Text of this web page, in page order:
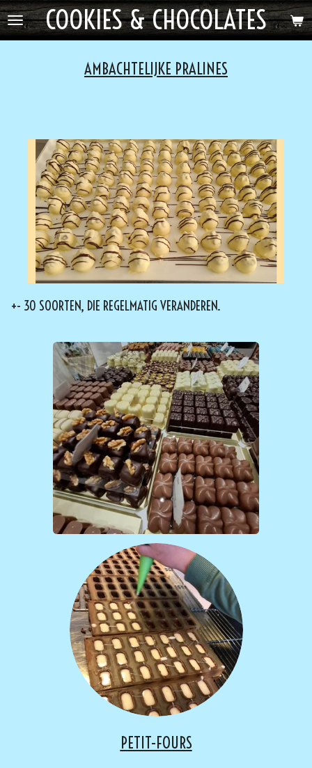
Ga
direct
COOKIES & CHOCOLATES
AMBACHTELIJKE PRALINES
+- 30 SOORTEN, DIE REGELMATIG VERANDEREN.
PETIT-FOURS